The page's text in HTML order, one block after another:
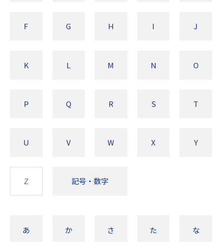
F G H I J
K L M N O
P Q R S T
U V W X Y
Z 記号・数字
あ か さ た な